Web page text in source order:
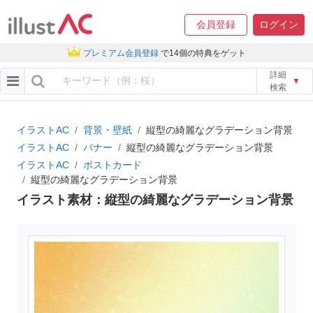
会員登録 ログイン
プレミアム会員登録 で14個の特典をゲット
詳細
検索
▼
イラストAC 背景・壁紙
縦型の綺麗なグラデーション背景
イラストAC
バナー
縦型の綺麗なグラデーション背景
イラストAC
ポストカード
縦型の綺麗なグラデーション背景
イラスト素材：縦型の綺麗なグラデーション背景